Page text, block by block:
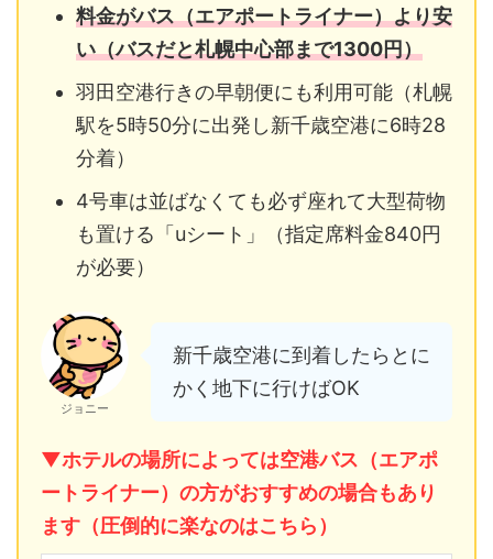
料金がバス（エアポートライナー）より安
い（バスだと札幌中心部まで1300円）
羽田空港行きの早朝便にも利用可能（札幌
駅を5時50分に出発し新千歳空港に6時28
分着）
4号車は並ばなくても必ず座れて大型荷物
も置ける「uシート」（指定席料金840円
が必要）
ジョニー
新千歳空港に到着したらとに
かく地下に行けばOK
▼ホテルの場所によっては空港バス（エアポ
ートライナー）の方がおすすめの場合もあり
ます（圧倒的に楽なのはこちら）